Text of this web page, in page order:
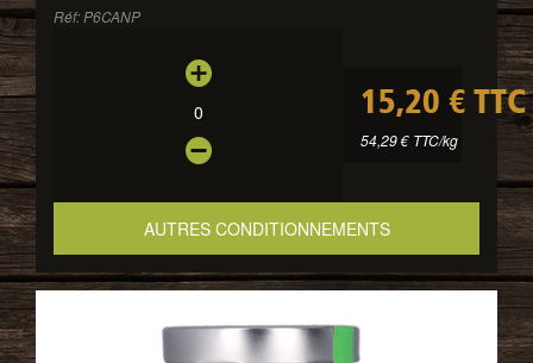
Réf: P6CANP
0 15,20 € TTC
54,29 € TTC/kg
AUTRES CONDITIONNEMENTS